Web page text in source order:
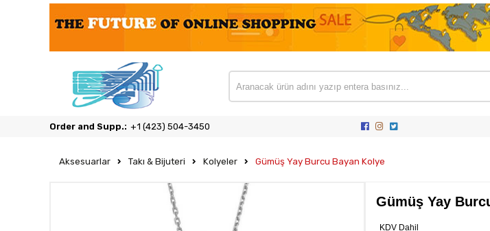
Order and Supp.: ‎+1 (423) 504-3450
Aksesuarlar Takı & Bijuteri Kolyeler Gümüş Yay Burcu Bayan Kolye
Gümüş Yay
KDV Dahil